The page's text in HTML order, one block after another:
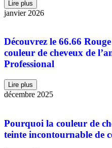
Lire plus
janvier 2026
Découvrez le 66.66
couleur de cheveux de
Professional
Lire plus
décembre 2025
Pourquoi la couleur de
teinte incontournable de